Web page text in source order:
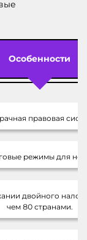
Особенности
правовая
режимы для
двойного
чем 80 странами.